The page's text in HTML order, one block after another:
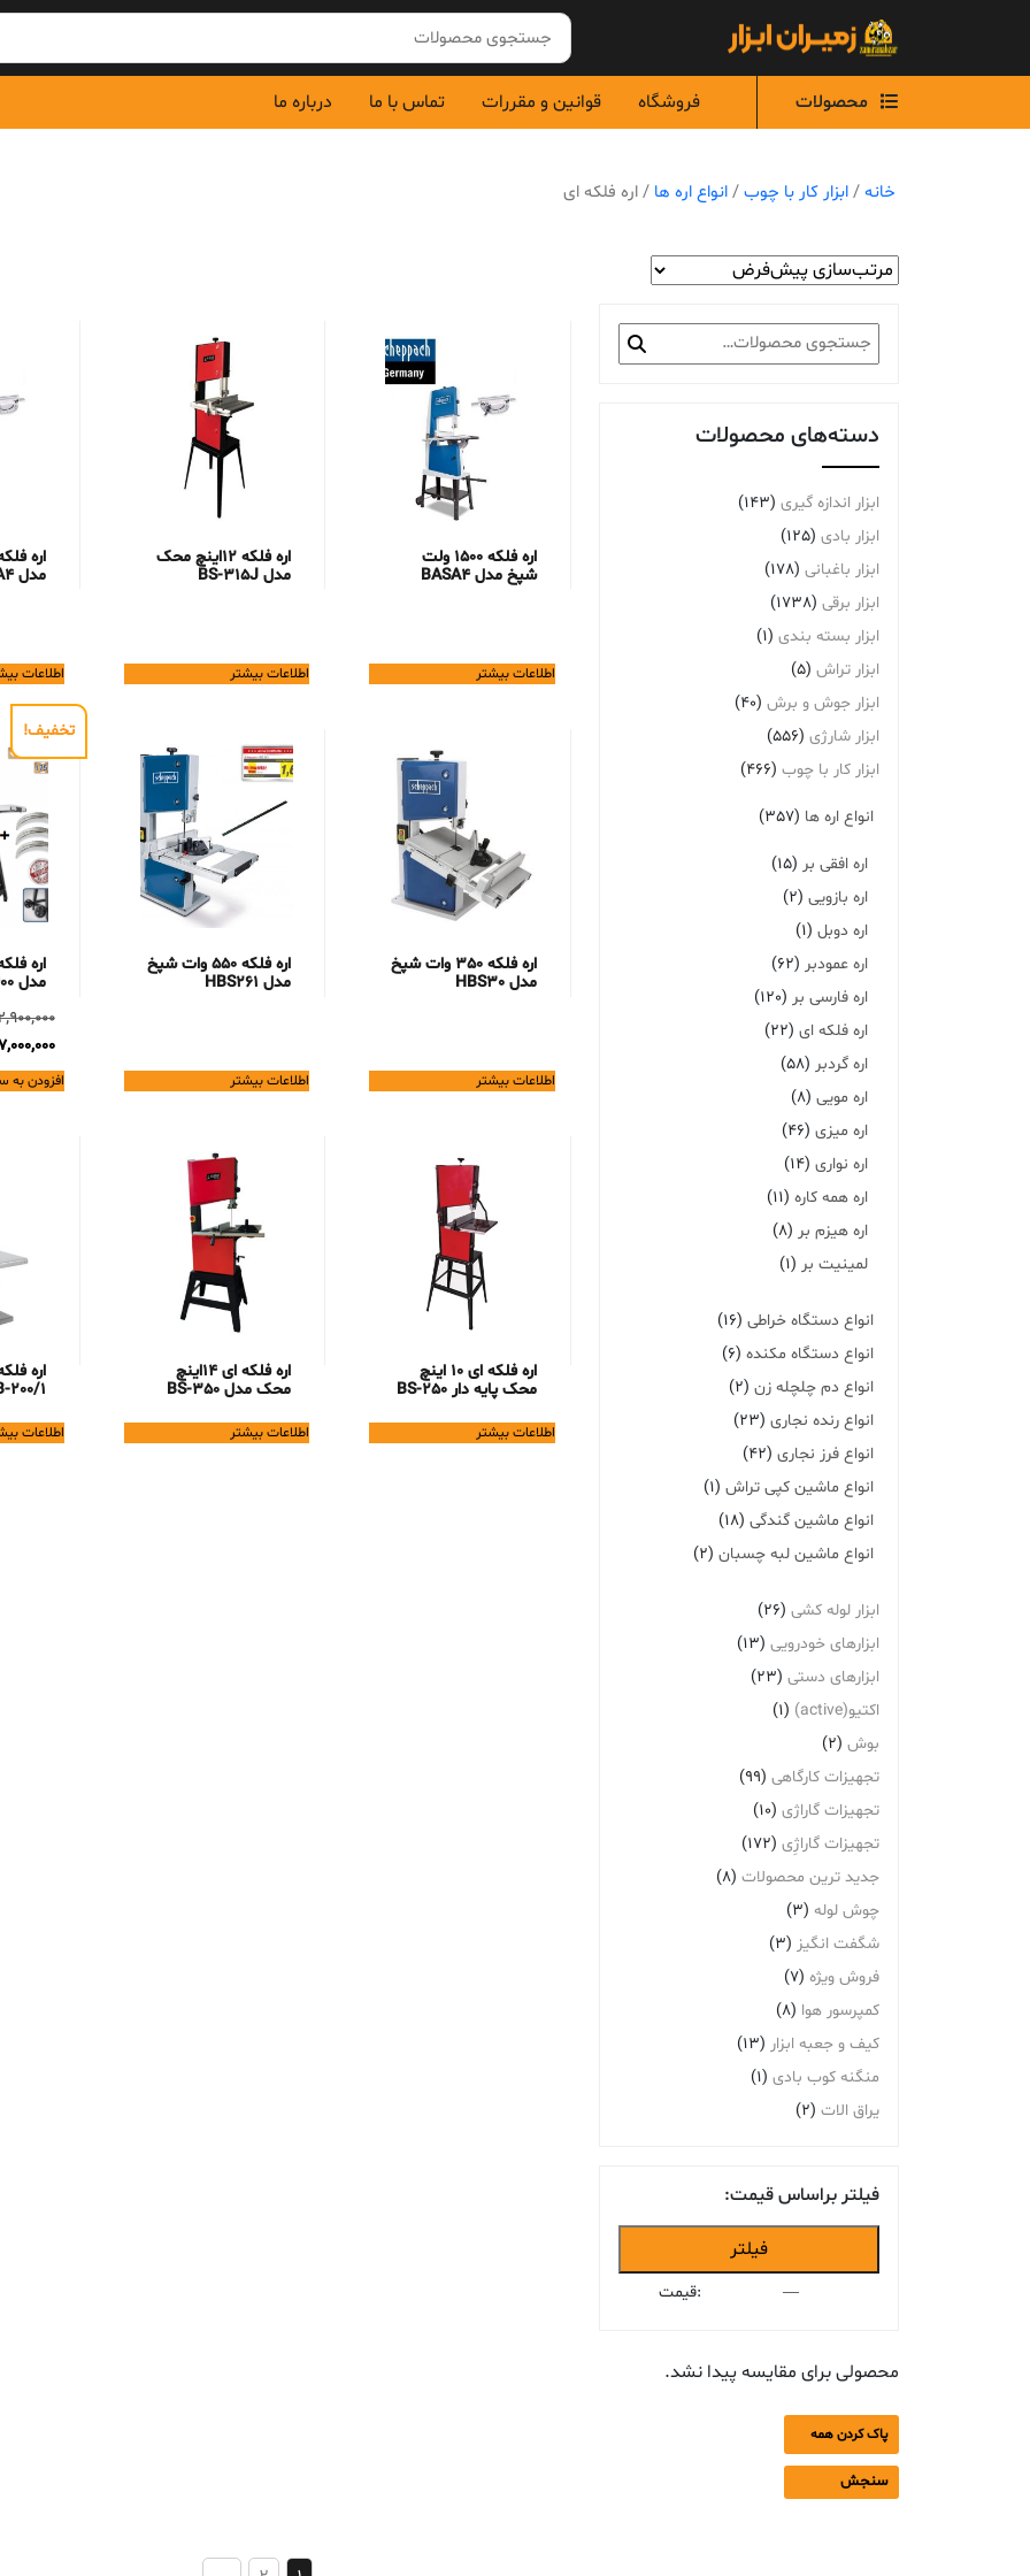
محصولات فروشگاه قوانین و مقررات تماس با ما درباره ما
خانه/ ابزار کار با چوب/ انواع اره ها / اره فلکه ای
اره فلکه 1500 ولت
شپخ مدل BASA4
اطلاعات بیشتر
اره فلکه 12اینچ محک
مدل BS-315J
اطلاعات بیشتر
مدل BASA4
اطلاعات
اره فلکه 350 وات شپخ
مدل HBS30
اطلاعات بیشتر
اره فلکه 550 وات شپخ
مدل HBS261
اطلاعات بیشتر
تخفیف!
مدل HBS400
افزودن به
اره فلکه ای 10 اینچ
محک پایه دار BS-250
اطلاعات بیشتر
اره فلکه ای 14اینچ
محک مدل BS-350
اطلاعات بیشتر
اره
200/1
اطلاعات
جستجو
برای:
دسته‌های محصولات
ابزار اندازه گیری (143)
ابزار بادی (125)
ابزار باغبانی (178)
ابزار برقی (1738)
ابزار بسته بندی (1)
ابزار تراش (5)
ابزار جوش و برش (40)
ابزار شارژی (556)
ابزار کار با چوب (466)
انواع اره ها (357)
اره افقی بر (15)
اره بازویی (2)
اره دوبل (1)
اره عمودبر (62)
اره فارسی بر (120)
اره فلکه ای (22)
اره گردبر (58)
اره مویی (8)
اره میزی (46)
اره نواری (14)
اره همه کاره (11)
اره هیزم بر (8)
لمینیت بر (1)
انواع دستگاه خراطی (16)
انواع دستگاه مکنده (6)
انواع دم چلچله زن (2)
انواع رنده نجاری (23)
انواع فرز نجاری (42)
انواع ماشین کپی تراش (1)
انواع ماشین گندگی (18)
انواع ماشین لبه چسبان (2)
ابزار لوله کشی (26)
ابزارهای خودرویی (13)
ابزارهای دستی (23)
اکتیو(active)
(1)
بوش (2)
تجهیزات کارگاهی (99)
تجهیزات گاراژی (10)
تجهیزات گاراژِی (172)
جدید ترین محصولات (8)
چوش لوله (3)
شگفت انگیز (3)
فروش ویژه (7)
کمپرسور هوا (8)
کیف و جعبه ابزار (13)
منگنه کوب بادی (1)
یراق الات (2)
فیلتر براساس قیمت:
فیلتر
قیمت: —
محصولی برای مقایسه پیدا نشد.
پاک کردن همه
سنجش